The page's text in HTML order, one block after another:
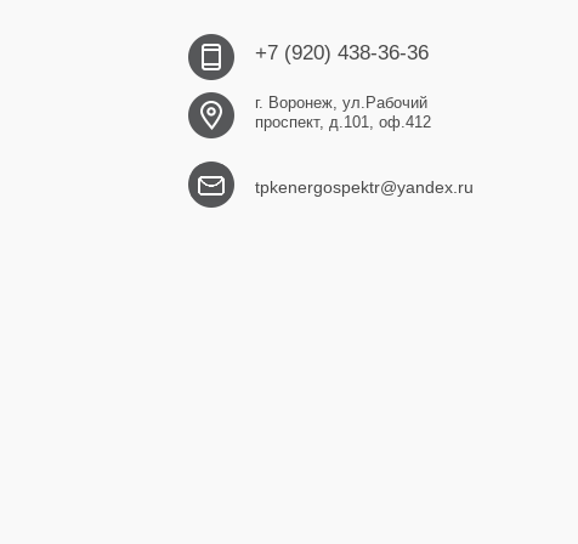
+7 (920) 438-36-36
г. Воронеж, ул.Рабочий
проспект, д.101, оф.412
tpkenergospektr@yandex.ru